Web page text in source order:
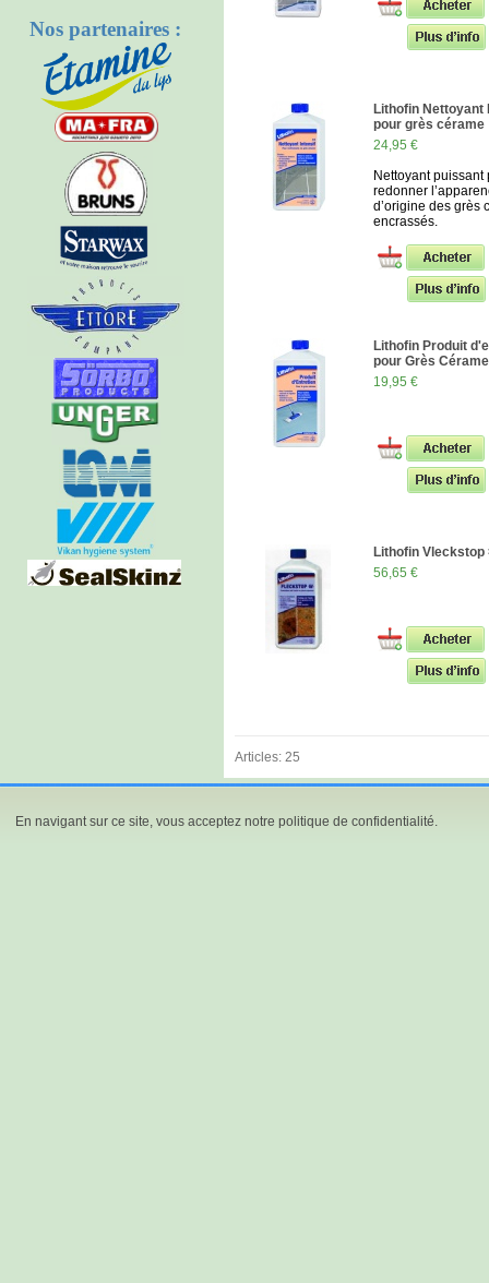
Nos partenaires :
Lithofin Nettoyant
pour grès cérame
24,95 €
Nettoyant puissant
redonner
d’origine des grès
encrassés.
Lithofin Produit
pour Grès
19,95 €
Lithofin Vleckstop
56,65 €
Articles: 25
En navigant sur ce site, vous acceptez notre politique de confidentialité.